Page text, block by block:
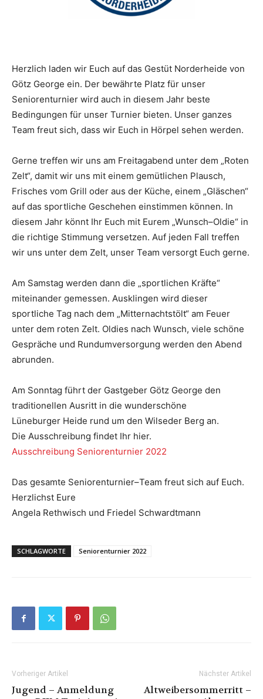
Herzlich laden wir Euch auf das Gestüt Norderheide von
Götz George ein. Der bewährte Platz für unser
Seniorenturnier wird auch in diesem Jahr beste
Bedingungen für unser Turnier bieten. Unser ganzes
Team freut sich, dass wir Euch in Hörpel sehen werden.
Gerne treffen wir uns am Freitagabend unter dem „Roten
Zelt“, damit wir uns mit einem gemütlichen Plausch,
Frisches vom Grill oder aus der Küche, einem „Gläschen“
auf das sportliche Geschehen einstimmen können. In
diesem Jahr könnt Ihr Euch mit Eurem „Wunsch–Oldie“ in
die richtige Stimmung versetzen. Auf jeden Fall treffen
wir uns unter dem Zelt, unser Team versorgt Euch gerne.
Am Samstag werden dann die „sportlichen Kräfte“
miteinander gemessen. Ausklingen wird dieser
sportliche Tag nach dem „Mitternachtstölt“ am Feuer
unter dem roten Zelt. Oldies nach Wunsch, viele schöne
Gespräche und Rundumversorgung werden den Abend
abrunden.
Am Sonntag führt der Gastgeber Götz George den
traditionellen Ausritt in die wunderschöne
Lüneburger Heide rund um den Wilseder Berg an.
Die Ausschreibung findet Ihr hier.
Ausschreibung Seniorenturnier 2022
Das gesamte Seniorenturnier–Team freut sich auf Euch.
Herzlichst Eure
Angela Rethwisch und Friedel Schwardtmann
SCHLAGWORTE Seniorenturnier 2022
Vorheriger Artikel
Jugend – Anmeldung
Nächster Artikel
Altweibersommerritt –